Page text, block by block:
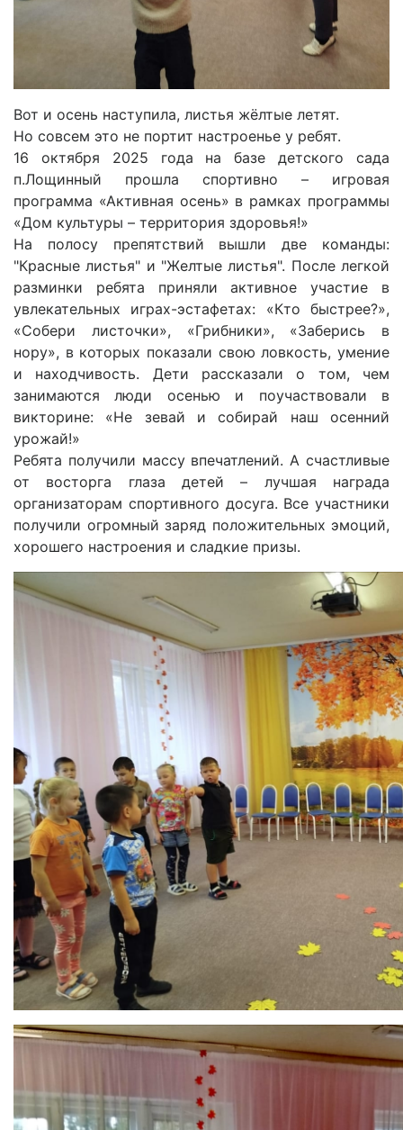
Вот и осень наступила, листья жёлтые летят.
Но совсем это не портит настроенье у ребят.
16 октября 2025 года на базе детского сада
п.Лощинный прошла спортивно – игровая
программа «Активная осень» в рамках программы
«Дом культуры – территория здоровья!»
На полосу препятствий вышли две команды:
"Красные листья" и "Желтые листья". После легкой
разминки ребята приняли активное участие в
увлекательных играх-эстафетах: «Кто быстрее?»,
«Собери листочки», «Грибники», «Заберись в
нору», в которых показали свою ловкость, умение
и находчивость. Дети рассказали о том, чем
занимаются люди осенью и поучаствовали в
викторине: «Не зевай и собирай наш осенний
урожай!»
Ребята получили массу впечатлений. А счастливые
от восторга глаза детей – лучшая награда
организаторам спортивного досуга. Все участники
получили огромный заряд положительных эмоций,
хорошего настроения и сладкие призы.